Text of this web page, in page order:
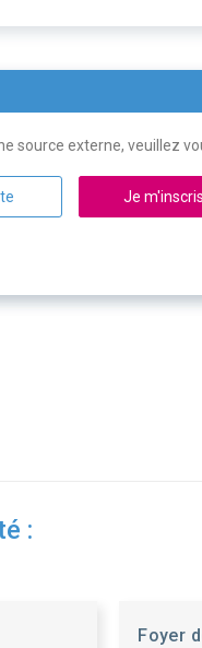
source externe, veuillez
Je m'inscris
:
Foyer